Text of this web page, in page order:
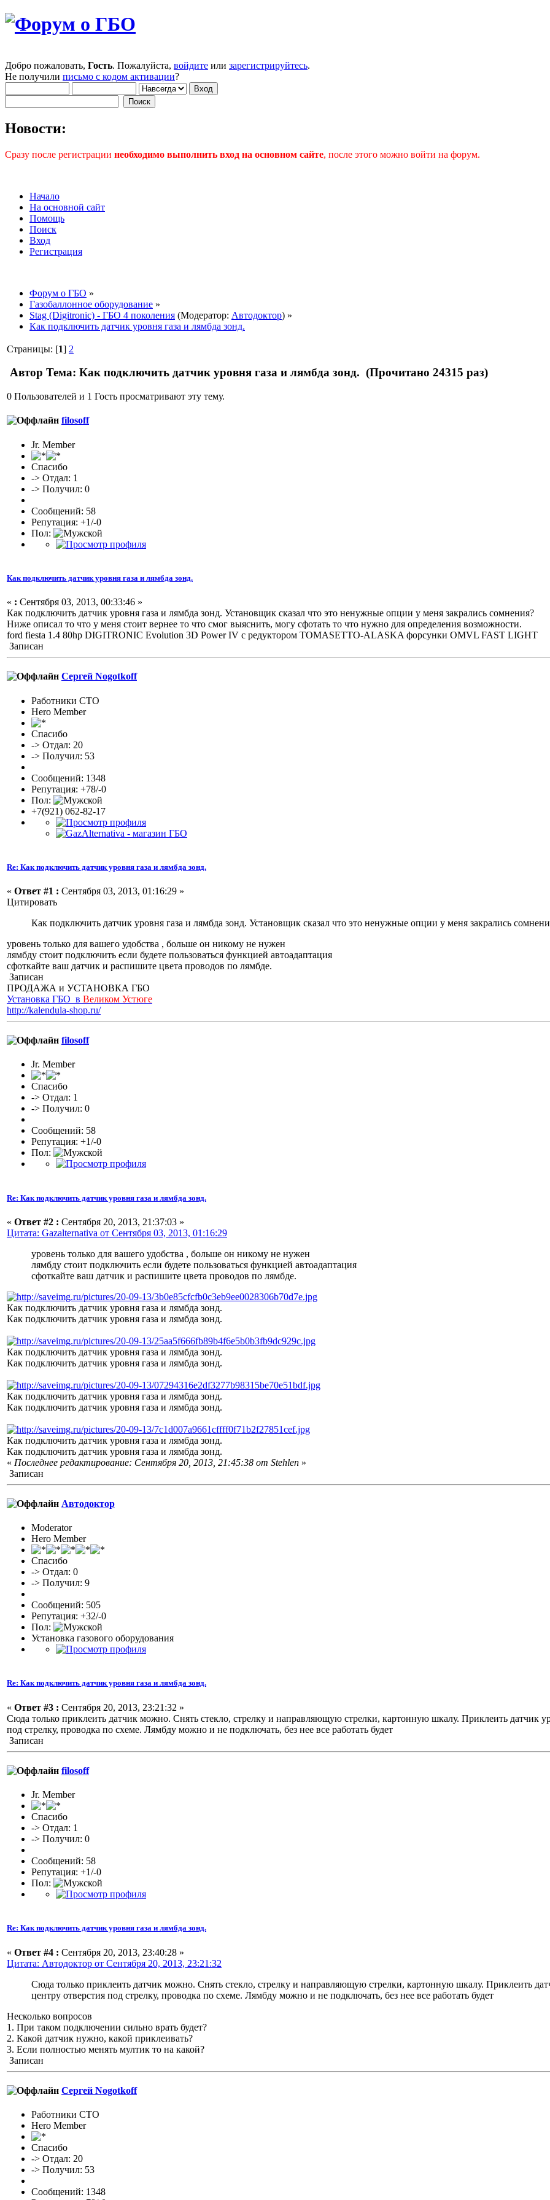
Добро пожаловать, Гость. Пожалуйста, войдите или зарегистрируйтесь.
Не получили письмо с кодом активации?
Новости:
Сразу после регистрации необходимо выполнить вход на основном сайте, после этого можно войти на форум.
Начало
На основной сайт
Помощь
Поиск
Вход
Регистрация
Форум о ГБО »
Газобаллонное оборудование »
Stag (Digitronic) - ГБО 4 поколения (Модератор: Автодоктор) »
Как подключить датчик уровня газа и лямбда зонд.
Страницы: [1] 2
Автор Тема: Как подключить датчик уровня газа и лямбда зонд. (Прочитано 24315 раз)
0 Пользователей и 1 Гость просматривают эту тему.
filosoff
Jr. Member
Спасибо
-> Отдал: 1
-> Получил: 0
Сообщений: 58
Репутация: +1/-0
Пол:
Как подключить датчик уровня газа и лямбда зонд.
« : Сентября 03, 2013, 00:33:46 »
Как подключить датчик уровня газа и лямбда зонд. Установщик сказал что это ненужные опции у меня закрались сомнения?
Ниже описал то что у меня стоит вернее то что смог выяснить, могу сфотать то что нужно для определения возможности.
ford fiesta 1.4 80hp DIGITRONIC Evolution 3D Power IV c редуктором TOMASETTO-ALASKA форсунки OMVL FAST LIGHT
Записан
Сергей Nogotkoff
Работники СТО
Hero Member
Спасибо
-> Отдал: 20
-> Получил: 53
Сообщений: 1348
Репутация: +78/-0
Пол:
+7(921) 062-82-17
Re: Как подключить датчик уровня газа и лямбда зонд.
« Ответ #1 : Сентября 03, 2013, 01:16:29 »
Цитировать
Как подключить датчик уровня газа и лямбда зонд. Установщик сказал что это ненужные опции у меня закрались
уровень только для вашего удобства , больше он никому не нужен
лямбду стоит подключить если будете пользоваться функцией автоадаптация
сфоткайте ваш датчик и распишите цвета проводов по лямбде.
Записан
ПРОДАЖА и УСТАНОВКА ГБО
Установка ГБО в Великом Устюге
http://kalendula-shop.ru/
filosoff
Jr. Member
Спасибо
-> Отдал: 1
-> Получил: 0
Сообщений: 58
Репутация: +1/-0
Пол:
Re: Как подключить датчик уровня газа и лямбда зонд.
« Ответ #2 : Сентября 20, 2013, 21:37:03 »
Цитата: Gazalternativa от Сентября 03, 2013, 01:16:29
уровень только для вашего удобства , больше он никому не нужен
лямбду стоит подключить если будете пользоваться функцией автоадаптация
сфоткайте ваш датчик и распишите цвета проводов по лямбде.
Как подключить датчик уровня газа и лямбда зонд.
Как подключить датчик уровня газа и лямбда зонд.
Как подключить датчик уровня газа и лямбда зонд.
Как подключить датчик уровня газа и лямбда зонд.
Как подключить датчик уровня газа и лямбда зонд.
Как подключить датчик уровня газа и лямбда зонд.
Как подключить датчик уровня газа и лямбда зонд.
Как подключить датчик уровня газа и лямбда зонд.
« Последнее редактирование: Сентября 20, 2013, 21:45:38 от Stehlen »
Записан
Автодоктор
Moderator
Hero Member
Спасибо
-> Отдал: 0
-> Получил: 9
Сообщений: 505
Репутация: +32/-0
Пол:
Установка газового оборудования
Re: Как подключить датчик уровня газа и лямбда зонд.
« Ответ #3 : Сентября 20, 2013, 23:21:32 »
Сюда только приклеить датчик можно. Снять стекло, стрелку и направляющую стрелки, картонную шкалу. Приклеить датчик
под стрелку, проводка по схеме. Лямбду можно и не подключать, без нее все работать будет
Записан
filosoff
Jr. Member
Спасибо
-> Отдал: 1
-> Получил: 0
Сообщений: 58
Репутация: +1/-0
Пол:
Re: Как подключить датчик уровня газа и лямбда зонд.
« Ответ #4 : Сентября 20, 2013, 23:40:28 »
Цитата: Автодоктор от Сентября 20, 2013, 23:21:32
Сюда только приклеить датчик можно. Снять стекло, стрелку и направляющую стрелки, картонную шкалу. Приклеить
центру отверстия под стрелку, проводка по схеме. Лямбду можно и не подключать, без нее все работать будет
Несколько вопросов
1. При таком подключении сильно врать будет?
2. Какой датчик нужно, какой приклеивать?
3. Если полностью менять мултик то на какой?
Записан
Сергей Nogotkoff
Работники СТО
Hero Member
Спасибо
-> Отдал: 20
-> Получил: 53
Сообщений: 1348